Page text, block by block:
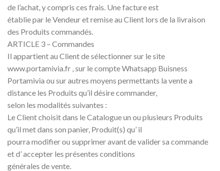
de l’achat, y compris ces frais. Une facture est
établie par le Vendeur et remise au Client lors de la livraison
des Produits commandés.
ARTICLE 3 – Commandes
Il appartient au Client de sélectionner sur le site
www.portamivia.fr , sur le compte Whatsapp Buisness
Portamivia ou sur autres moyens permettants la vente a
distance les Produits qu’il désire commander,
selon les modalités suivantes :
Le Client choisit dans le Catalogue un ou plusieurs Produits
qu’il met dans son panier, Produit(s) qu’ il
pourra modifier ou supprimer avant de valider sa commande
et d’ accepter les présentes conditions
générales de vente.